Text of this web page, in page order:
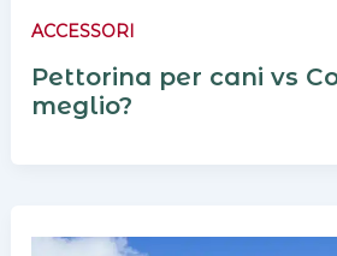
ACCESSORI
Pettorina per cani vs
meglio?